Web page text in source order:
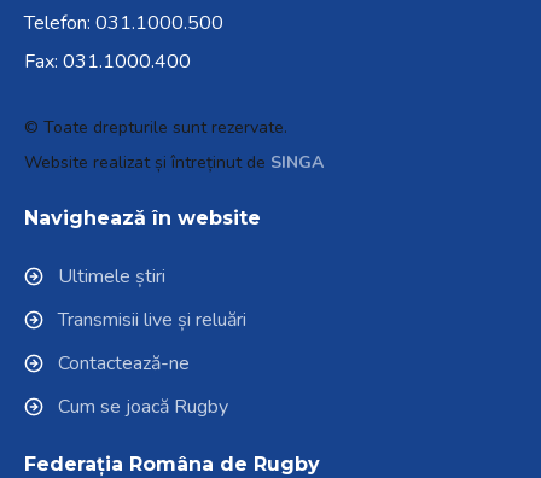
Telefon: 031.1000.500
Fax: 031.1000.400
© Toate drepturile sunt rezervate.
Website realizat și întreținut de SINGA
Navighează în website
Ultimele știri
Transmisii live și reluări
Contactează-ne
Cum se joacă Rugby
Federația Româna de Rugby